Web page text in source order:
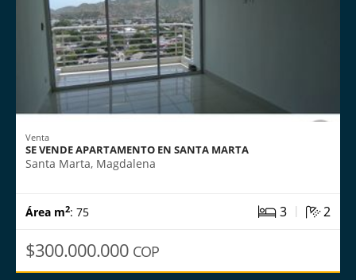
Venta
SE VENDE APARTAMENTO EN SANTA MARTA
Santa Marta, Magdalena
Área m2: 75 3 | 2
$300.000.000 COP